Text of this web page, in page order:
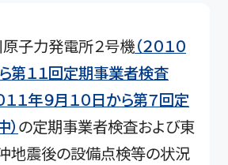
子力発電所２号機（２０１０
第１１回定期事業者検査
１１年９月１０日から第７回定
の定期事業者検査および東
地震後の設備点検等の状況